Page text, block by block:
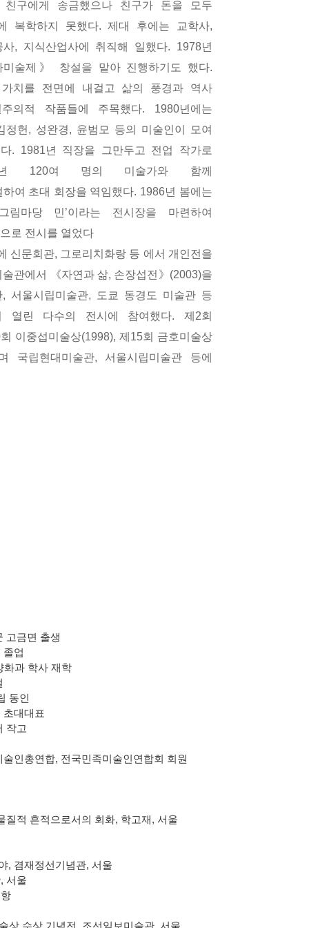
구에게 송금했으나 친구가 돈을 모두
복학하지 못했다.제대 후에는 교학사,
사, 지식산업사에 취직해 일했다. 1978년
미술제》 창설을 맡아 진행하기도 했다.
치를 전면에 내걸고 삶의 풍경과 역사
의적 작품들에 주목했다. 1980년에는
정헌 , 성완경, 윤범모 등의 미술인이 모여
. 1981년 직장을 그만두고 전업 작가로
120여 명의 미술가와 함께
하여 초대 회장을 역임했다. 1986년 봄에는
림마당 민 ’이라는 전시장을 마련하여
로 전시를 열었다
신문회관, 그로리치화랑 등 에서 개인전을
관에서 《자연과 삶, 손장섭전》 (2003)을
, 서울시립미술관,
도쿄 동경도 미술관 등
열린 다수의 전시에 참여했다. 제 2회
회 이중섭미술상(1998), 제 15회 금호미술상
국립현대미술관, 서울시립미술관 등에
고금면 출생
졸업
화과 학사 재학
동인
대대표
고
술인총연합, 전국민족미술인연합회 회원
질적 흔적으로서의 회화, 학고재, 서울
, 겸재정선기념관, 서울
, 서울
상 수상 기념전 조선일보미술관 서울